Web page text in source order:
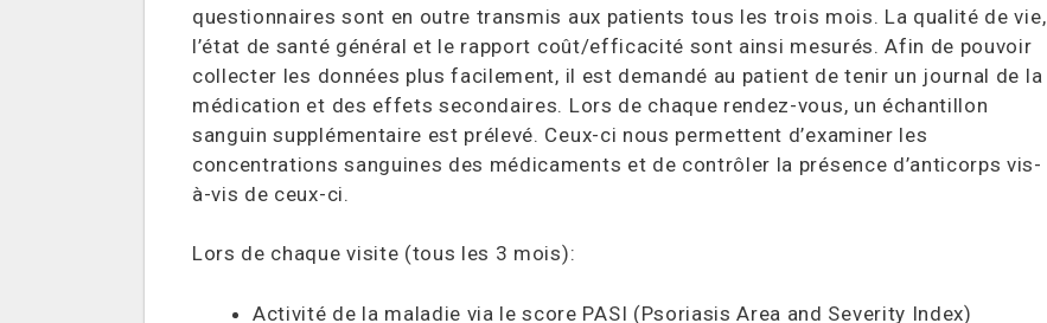
questionnaires sont en outre transmis aux patients tous les trois mois. La qualité de vie,
l’état de santé général et le rapport coût/efficacité sont ainsi mesurés. Afin de pouvoir
collecter les données plus facilement, il est demandé au patient de tenir un journal de la
médication et des effets secondaires. Lors de chaque rendez-vous, un échantillon
sanguin supplémentaire est prélevé. Ceux-ci nous permettent d’examiner les
concentrations sanguines des médicaments et de contrôler la présence d’anticorps vis-
à-vis de ceux-ci.
Lors de chaque visite (tous les 3 mois):
Activité de la maladie via le score PASI (Psoriasis Area and Severity Index)